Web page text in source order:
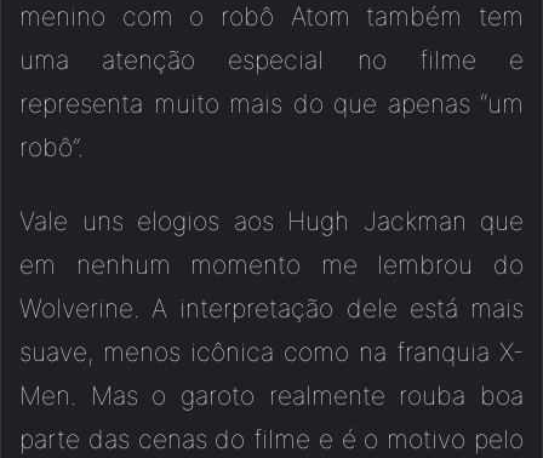
menino com o robô Atom também tem
uma atenção especial no filme e
representa muito mais do que apenas “um
robô”.
Vale uns elogios aos Hugh Jackman que
em nenhum momento me lembrou do
Wolverine. A interpretação dele está mais
suave, menos icônica como na franquia X-
Men. Mas o garoto realmente rouba boa
parte das cenas do filme e é o motivo pelo